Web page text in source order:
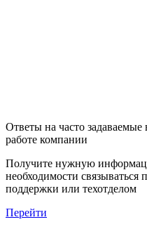
Ответы на часто
работе компании
Получите нужную
необходимости связываться
поддержки или техотделом
Перейти